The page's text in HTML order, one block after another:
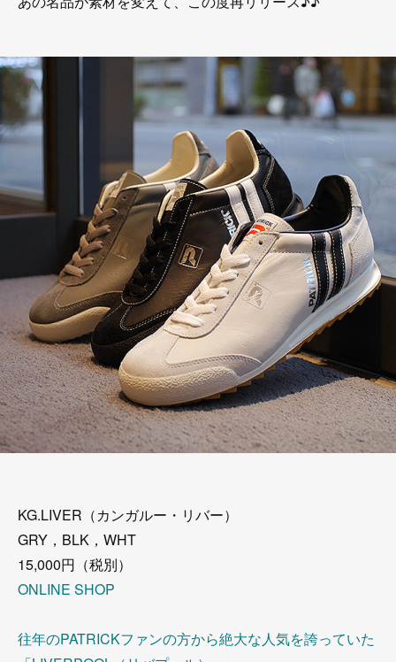
KG.LIVER（カンガルー・リバー）
GRY，BLK，WHT
15,000円（税別）
ONLINE SHOP
往年のPATRICKファンの方から絶大な人気を誇っていた